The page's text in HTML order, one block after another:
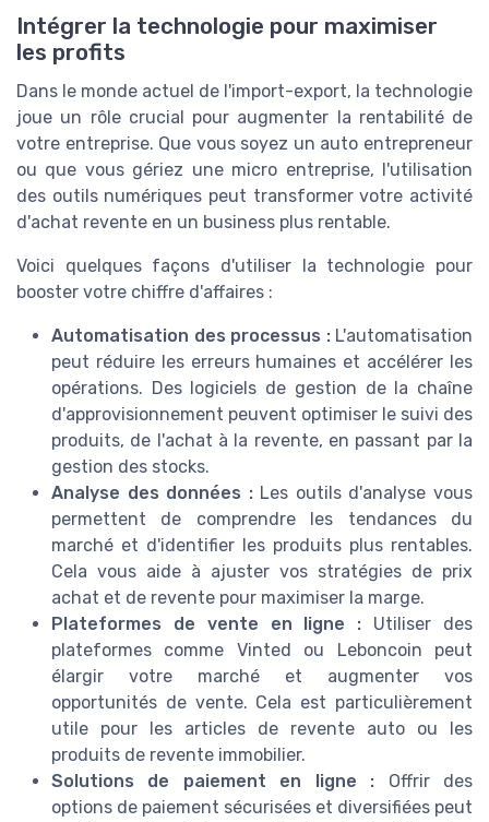
Intégrer la technologie pour maximiser
les profits
Dans le monde actuel de l'import-export, la technologie
joue un rôle crucial pour augmenter la rentabilité de
votre entreprise. Que vous soyez un auto entrepreneur
ou que vous gériez une micro entreprise, l'utilisation
des outils numériques peut transformer votre activité
d'achat revente en un business plus rentable.
Voici quelques façons d'utiliser la technologie pour
booster votre chiffre d'affaires :
Automatisation des processus :L'automatisation
peut réduire les erreurs humaines et accélérer les
opérations. Des logiciels de gestion de la chaîne
d'approvisionnement peuvent optimiser le suivi des
produits, de l'achat à la revente, en passant par la
gestion des stocks.
Analyse des données :Les outils d'analyse vous
permettent de comprendre les tendances du
marché et d'identifier les produits plus rentables.
Cela vous aide à ajuster vos stratégies de prix
achat et de revente pour maximiser la marge.
Plateformes de vente en ligne : Utiliser des
plateformes comme Vinted ou Leboncoin peut
élargir votre marché et augmenter vos
opportunités de vente. Cela est particulièrement
utile pour les articles de revente auto ou les
produits de revente immobilier.
Solutions de paiement en ligne : Offrir des
options de paiement sécurisées et diversifiées peut